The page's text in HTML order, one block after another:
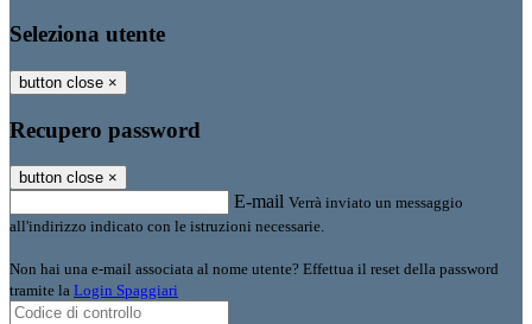
Seleziona utente
button close ×
Recupero password
button close ×
E-mail Verrà inviato un messaggio
all'indirizzo indicato con le istruzioni necessarie.
Non hai una e-mail associata al nome utente? Effettua il reset della password
tramite la Login Spaggiari